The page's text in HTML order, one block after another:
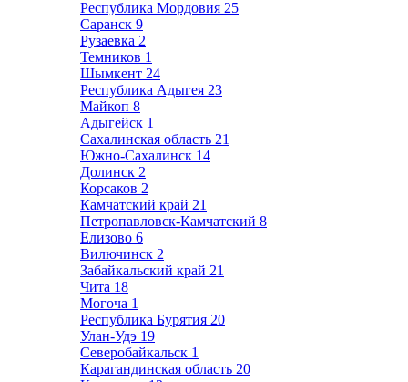
Республика Мордовия 25
Саранск 9
Рузаевка 2
Темников 1
Шымкент 24
Республика Адыгея 23
Майкоп 8
Адыгейск 1
Сахалинская область 21
Южно-Сахалинск 14
Долинск 2
Корсаков 2
Камчатский край 21
Петропавловск-Камчатский 8
Елизово 6
Вилючинск 2
Забайкальский край 21
Чита 18
Могоча 1
Республика Бурятия 20
Улан-Удэ 19
Северобайкальск 1
Карагандинская область 20